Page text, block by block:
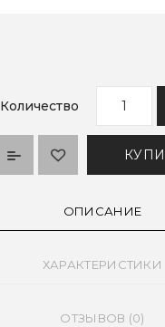
Количество
ОПИСАНИЕ
ХАРАКТЕРИСТИКИ
ОТЗЫВОВ (0)